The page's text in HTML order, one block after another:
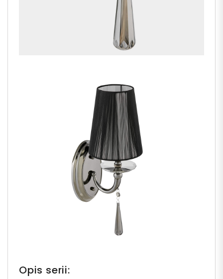
Opis serii: